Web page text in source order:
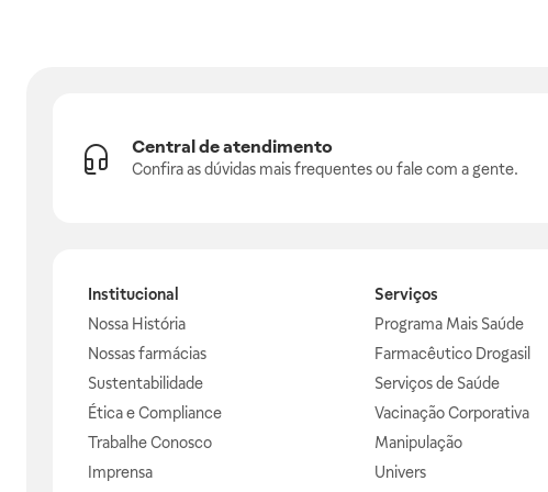
Central de atendimento
Confira as dúvidas mais frequentes ou fale com a gente.
Institucional
Nossa História
Nossas farmácias
Sustentabilidade
Ética e Compliance
Trabalhe Conosco
Imprensa
Serviços
Programa Mais Saúde
Farmacêutico Drogasil
Serviços de Saúde
Vacinação Corporativa
Manipulação
Univers